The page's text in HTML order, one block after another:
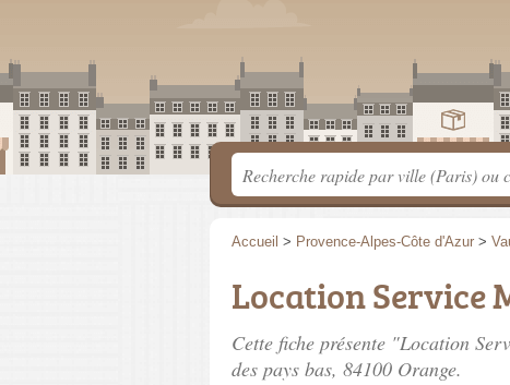
Accueil > Provence-Alpes-Côte d'Azur >
Location Service
Cette fiche présente "Location
des pays bas, 84100 Orange.